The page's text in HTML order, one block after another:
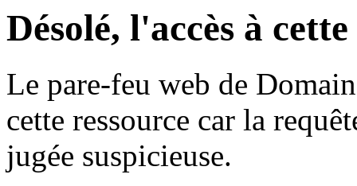
Désolé, l'accès à
Le pare-feu web de
cette ressource car la
jugée suspicieuse.